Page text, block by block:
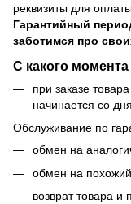
реквизиты для
Гарантийный
заботимся про
С какого момента
при заказе
начинается со
Обслуживание по
обмен на
обмен на
возврат товара и